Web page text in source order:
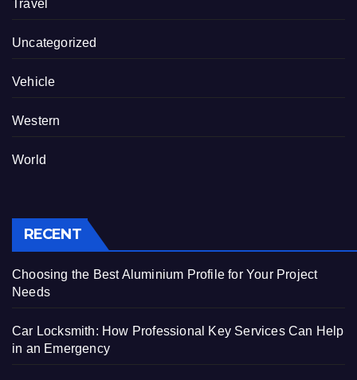
Travel
Uncategorized
Vehicle
Western
World
RECENT
Choosing the Best Aluminium Profile for Your Project
Needs
Car Locksmith: How Professional Key Services Can Help
in an Emergency